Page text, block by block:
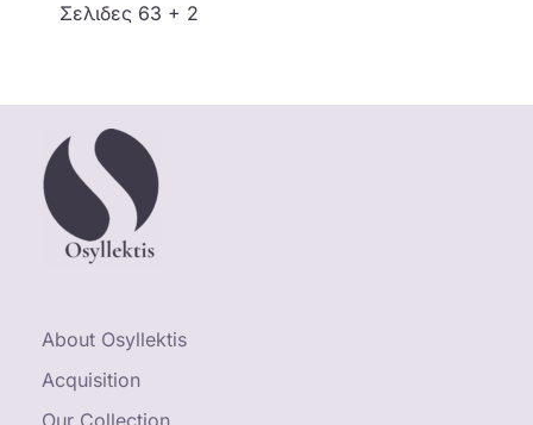
Σελιδες 63 + 2
About Osyllektis
Acquisition
Our Collection